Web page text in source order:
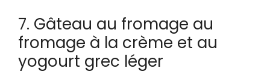
7. Gâteau au fromage au
fromage à la crème et au
yogourt grec léger